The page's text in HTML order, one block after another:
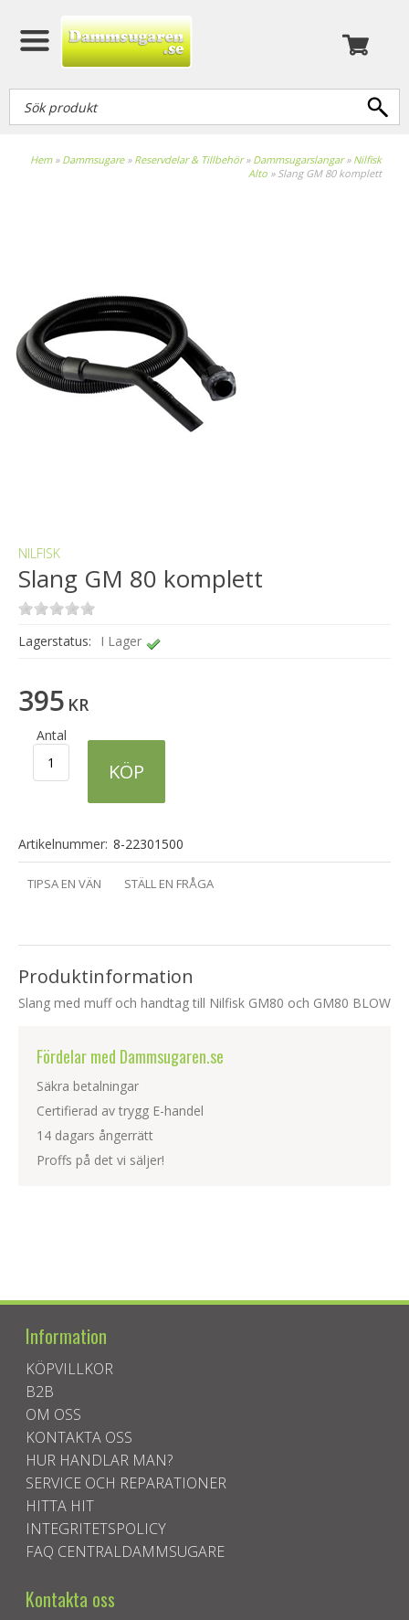
Hem» Dammsugare» Reservdelar & Tillbehör» Dammsugarslangar» Nilfisk
Alto » Slang GM 80 komplett
NILFISK
Slang GM 80 komplett
Lagerstatus: I Lager
395 KR
Antal
KÖP
Artikelnummer: 8-22301500
TIPSA EN VÄN STÄLL EN FRÅGA
Produktinformation
Slang med muff och handtag till Nilfisk GM80 och GM80 BLOW
Fördelar med Dammsugaren.se
Säkra betalningar
Certifierad av trygg E-handel
14 dagars ångerrätt
Proffs på det vi säljer!
Information
KÖPVILLKOR
B2B
OM OSS
KONTAKTA OSS
HUR HANDLAR MAN?
SERVICE OCH REPARATIONER
HITTA HIT
INTEGRITETSPOLICY
FAQ CENTRALDAMMSUGARE
Kontakta oss